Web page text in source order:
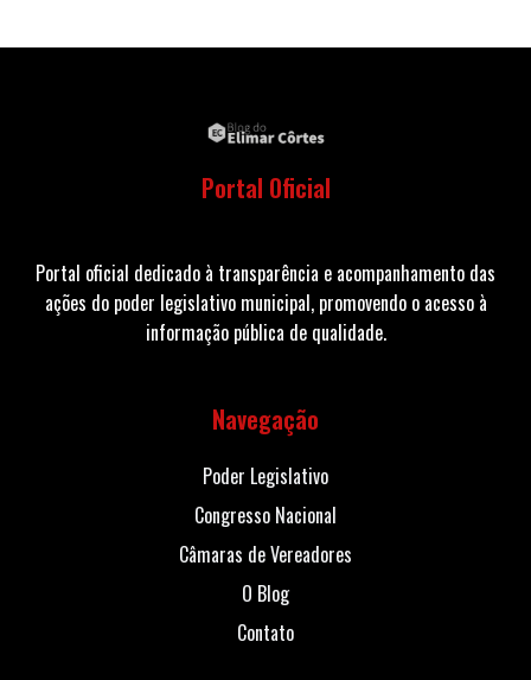
Portal Oficial
Portal oficial dedicado à transparência e acompanhamento das
ações do poder legislativo municipal, promovendo o acesso à
informação pública de qualidade.
Navegação
Poder Legislativo
Congresso Nacional
Câmaras de Vereadores
O Blog
Contato